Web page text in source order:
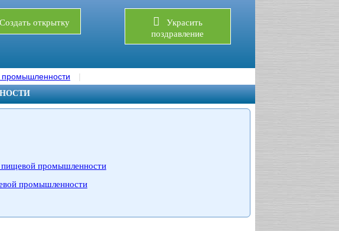
Создать открытку
Украсить
поздравление
промышленности
пищевой промышленности
промышленности